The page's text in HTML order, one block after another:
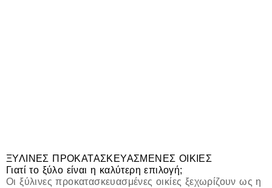
ΞΥΛΙΝΕΣ ΠΡΟΚΑΤΑΣΚΕΥΑΣΜΕΝΕΣ ΟΙΚΙΕΣ
Γιατί το ξύλο είναι η καλύτερη επιλογή;
Οι ξύλινες προκατασκευασμένες οικίες ξεχωρίζουν ως η